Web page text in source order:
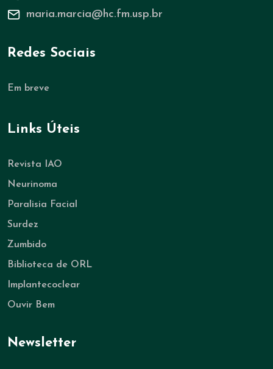
maria.marcia@hc.fm.usp.br
Redes Sociais
Em breve
Links Úteis
Revista IAO
Neurinoma
Paralisia Facial
Surdez
Zumbido
Biblioteca de ORL
Implantecoclear
Ouvir Bem
Newsletter